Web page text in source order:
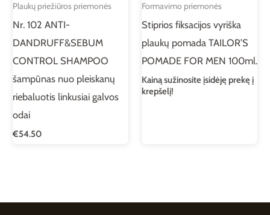
Plaukų priežiūros priemonės
Nr. 102 ANTI-
DANDRUFF&SEBUM
CONTROL SHAMPOO
šampūnas nuo pleiskanų
riebaluotis linkusiai galvos
odai
€54.50
Formavimo priemonės
Stiprios fiksacijos vyriška
plaukų pomada TAILOR’S
POMADE FOR MEN 100ml.
Kainą sužinosite įsidėję prekę į
krepšelį!